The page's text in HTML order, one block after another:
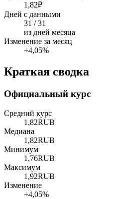
1,82₽
Дней с данными
31 / 31
из дней месяца
Изменение за месяц
+4,05%
Краткая сводка
Официальный курс
Средний курс
1,82RUB
Медиана
1,82RUB
Минимум
1,76RUB
Максимум
1,92RUB
Изменение
+4,05%